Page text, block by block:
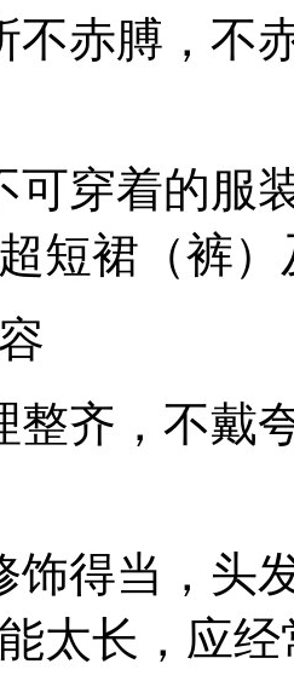
不赤膊，不
可穿着的服
短裙（裤
整齐，不戴
饰得当，头
太长，应